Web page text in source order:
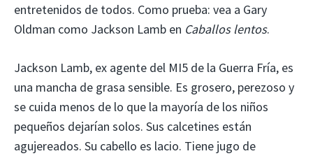
entretenidos de todos. Como prueba: vea a Gary
Oldman como Jackson Lamb en Caballos lentos.
Jackson Lamb, ex agente del MI5 de la Guerra Fría, es
una mancha de grasa sensible. Es grosero, perezoso y
se cuida menos de lo que la mayoría de los niños
pequeños dejarían solos. Sus calcetines están
agujereados. Su cabello es lacio. Tiene jugo de